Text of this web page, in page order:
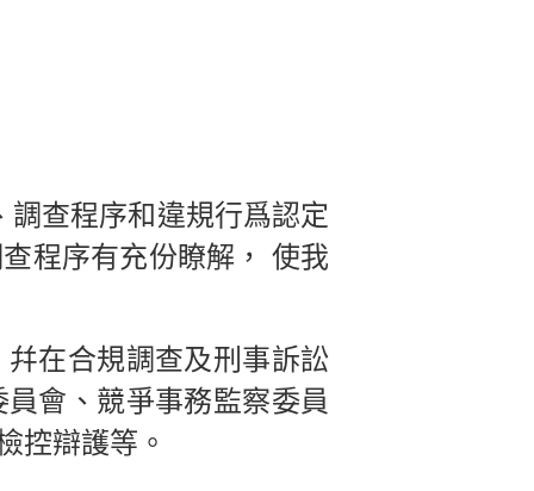
查程序和違規行爲認定
程序有充份瞭解， 使我
在合規調查及刑事訴訟
會、競爭事務監察委員
控辯護等。